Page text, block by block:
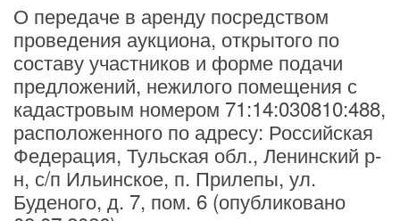
О передаче в аренду посредством
проведения аукциона, открытого по
составу участников и форме подачи
предложений, нежилого помещения с
кадастровым номером 71:14:030810:488,
расположенного по адресу: Российская
Федерация, Тульская обл., Ленинский р-
н, с/п Ильинское, п. Прилепы, ул.
Буденого, д. 7, пом. 6 (опубликовано